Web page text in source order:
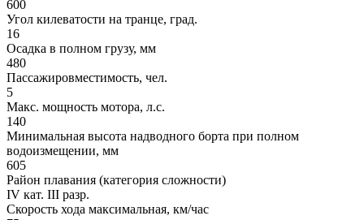
600
Угол килеватости на транце, град.
16
Осадка в полном грузу, мм
480
Пассажировместимость, чел.
5
Макс. мощность мотора, л.с.
140
Минимальная высота надводного борта при полном
водоизмещении, мм
605
Район плавания (категория сложности)
IV кат. III разр.
Скорость хода максимальная, км/час